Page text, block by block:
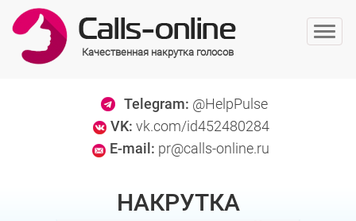
E-mail: pr@calls-online.ru
VK: vk.com/id452480284
Telegram: @HelpPulse
Качественная накрутка голосов
НАКРУТКА